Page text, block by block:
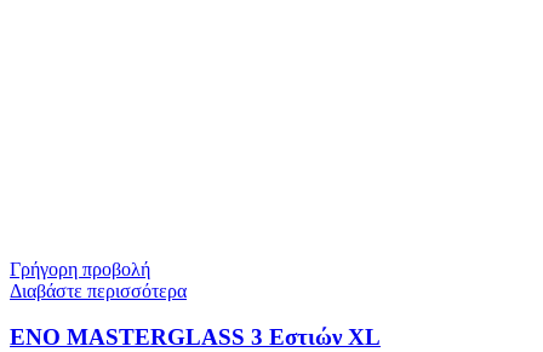
Γρήγορη προβολή
Διαβάστε περισσότερα
ENO MASTERGLASS 3 Εστιών XL